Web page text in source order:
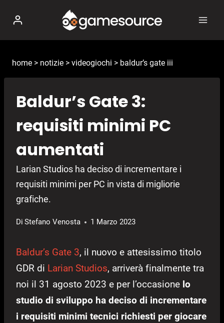
contenuto
home > notizie > videogiochi > baldur’s gate iii
Baldur’s Gate 3:
requisiti minimi PC
aumentati
Larian Studios ha deciso di incrementare i
requisiti minimi per PC in vista di migliorie
grafiche.
Di Stefano Venosta 1 Marzo 2023
Baldur’s Gate 3, il nuovo e attesissimo titolo
GDR di Larian Studios, arriverà finalmente tra
noi il 31 agosto 2023 e per l’occasione lo
studio di sviluppo ha deciso di incrementare
i requisiti minimi tecnici richiesti per giocare